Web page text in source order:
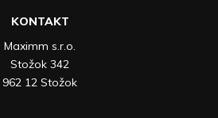
KONTAKT
Maximm s.r.o.
Stožok 342
962 12 Stožok